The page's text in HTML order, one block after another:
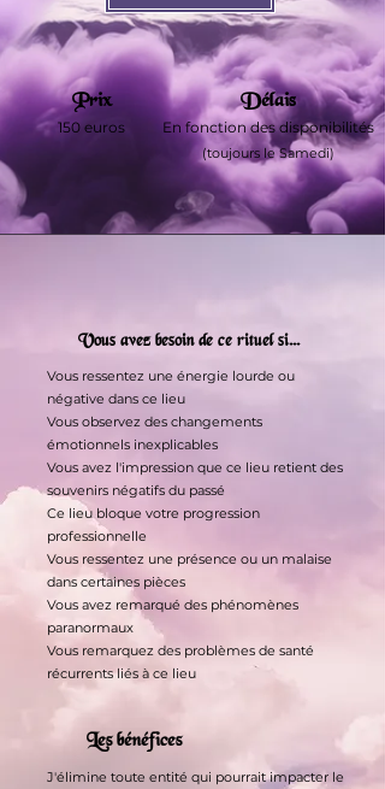
Prix
150 euros
Délais
En fonction des disponibilités
(toujours le Samedi)
Vous avez besoin de ce rituel si...
Vous ressentez une énergie lourde ou
négative dans ce lieu
Vous observez des changements
émotionnels inexplicables
Vous avez l'impression que ce lieu retient des
souvenirs négatifs du passé
Ce lieu bloque votre progression
professionnelle
Vous ressentez une présence ou un malaise
dans certaines pièces
Vous avez remarqué des phénomènes
paranormaux
Vous remarquez des problèmes de santé
récurrents liés à ce lieu
Les bénéfices
J'élimine toute entité qui pourrait impacter le